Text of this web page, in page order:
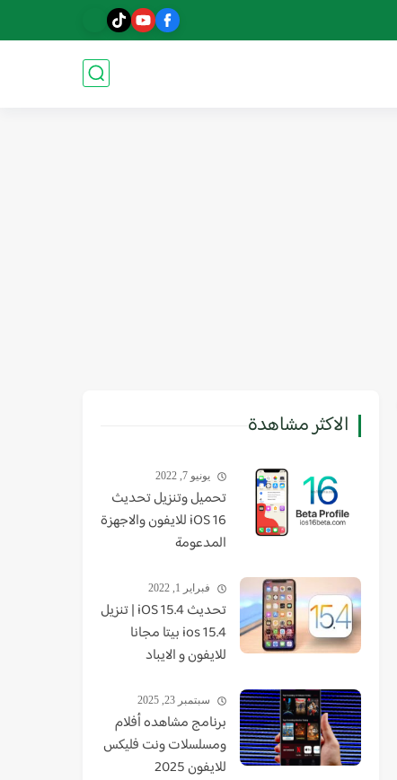
الاكثر مشاهدة
يونيو 7, 2022
تحميل وتنزيل تحديث
iOS 16 للايفون والاجهزة
المدعومة
فبراير 1, 2022
تحديث iOS 15.4 | تنزيل
ios 15.4 بيتا مجانا
للايفون و الايباد
سبتمبر 23, 2025
برنامج مشاهده أفلام
ومسلسلات ونت فليكس
للايفون 2025